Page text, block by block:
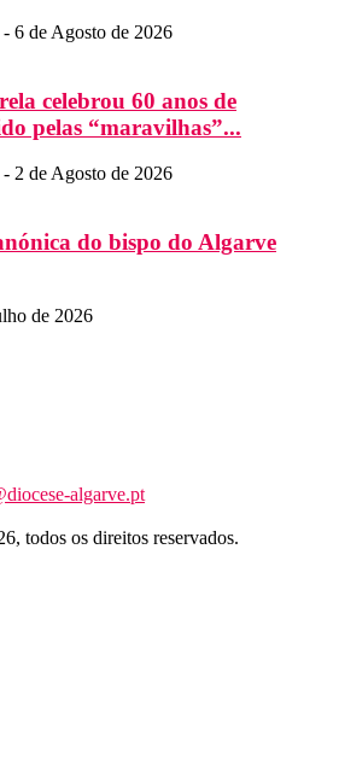
- 6 de Agosto de 2026
celebrou 60 anos de
pelas “maravilhas”...
- 2 de Agosto de 2026
do bispo do Algarve
de 2026
algarve.pt
todos os direitos reservados.